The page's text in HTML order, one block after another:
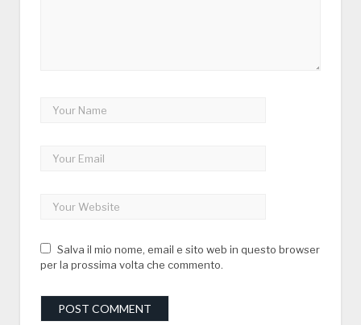
Salva il mio nome, email e sito web in questo browser
per la prossima volta che commento.